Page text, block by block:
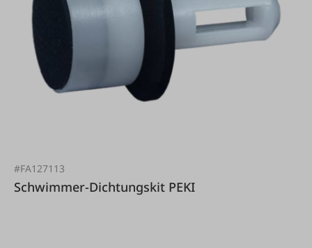
#FA127113
Schwimmer-Dichtungskit PEKI